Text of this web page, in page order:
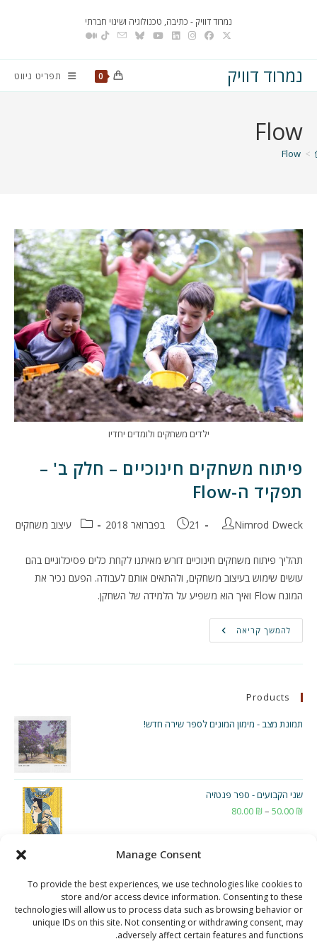
Manage Consent
To provide the best experiences, we use technologies like cookies to
store and/or access device information. Consenting to these
technologies will allow us to process data such as browsing behavior or
unique IDs on this site. Not consenting or withdrawing consent, may
adversely affect certain features and functions.
נמרוד דוויק - כתיבה, טכנולוגיה ושינוי חברתי
נמרוד דוויק 0 תפריט ניווט
Flow
>
Flow
ילדים משחקים ולומדים יחדיו
פיתוח משחקים חינוכיים – חלק ב' –
תפקיד ה-Flow
מחבר:
Nimrod Dweck פורסם:
21 בפברואר 2018 קטגוריה:עיצוב משחקים
תהליך פיתוח משחקים חינוכיים דורש מאיתנו לקחת כלים פסיכלוגיים בהם
עושים שימוש בעיצוב משחקים, ולהתאים אותם לעבודה. הפעם נכיר את
המונח Flow ואיך הוא משפיע על הלמידה של השחקן.
להמשך קריאה פיתוח
משחקים
Flow
Products
תמונת מצב - מימון המונים לספר שירה חדש!
שני הקבועים - ספר פנטזיה
50.00 ₪
–
80.00 ₪